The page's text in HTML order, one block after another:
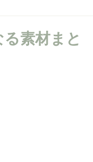
素材まと